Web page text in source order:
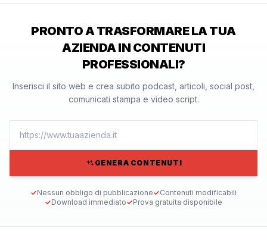
PRONTO A TRASFORMARE LA TUA
AZIENDA IN CONTENUTI
PROFESSIONALI?
Inserisci il sito web e crea subito podcast, articoli, social post,
comunicati stampa e video script.
GENERA CONTENUTI
✓Nessun obbligo di pubblicazione✓Contenuti modificabili
✓Download immediato✓Prova gratuita disponibile